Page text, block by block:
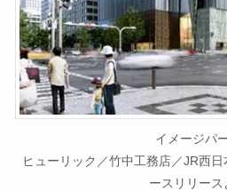
イメージパ
ヒューリック／竹中工務店／JR西
ースリリース